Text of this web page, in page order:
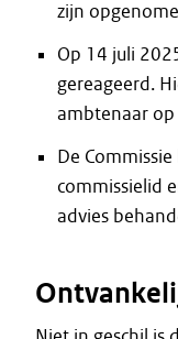
zijn
Op 14 juli
gereageerd.
ambtenaar
De
commissielid
advies